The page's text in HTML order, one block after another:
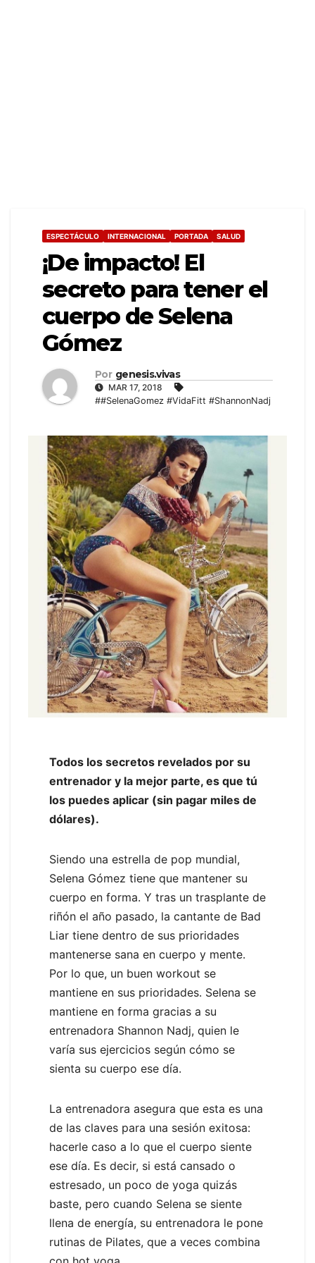
ESPECTÁCULO INTERNACIONAL PORTADA SALUD
¡De impacto! El
secreto para tener el
cuerpo de Selena
Gómez
Por genesis.vivas
MAR 17, 2018
##SelenaGomez #VidaFitt #ShannonNadj
Todos los secretos revelados por su
entrenador y la mejor parte, es que tú
los puedes aplicar (sin pagar miles de
dólares).
Siendo una estrella de pop mundial,
Selena Gómez tiene que mantener su
cuerpo en forma. Y tras un trasplante de
riñón el año pasado, la cantante de Bad
Liar tiene dentro de sus prioridades
mantenerse sana en cuerpo y mente.
Por lo que, un buen workout se
mantiene en sus prioridades. Selena se
mantiene en forma gracias a su
entrenadora Shannon Nadj, quien le
varía sus ejercicios según cómo se
sienta su cuerpo ese día.
La entrenadora asegura que esta es una
de las claves para una sesión exitosa:
hacerle caso a lo que el cuerpo siente
ese día. Es decir, si está cansado o
estresado, un poco de yoga quizás
baste, pero cuando Selena se siente
llena de energía, su entrenadora le pone
rutinas de Pilates, que a veces combina